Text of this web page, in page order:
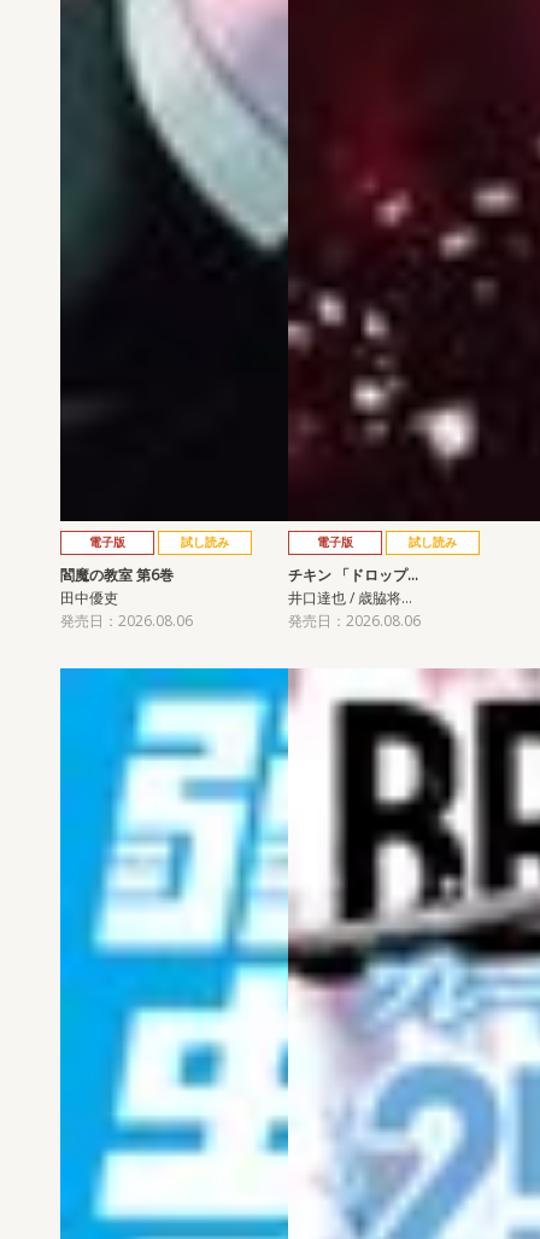
電子版 試し読み
閻魔の教室 第6巻
田中優吏
発売日：2026.08.06
電子版 試し読み
チキン 「ドロップ…
井口達也 / 歳脇将…
発売日：2026.08.06